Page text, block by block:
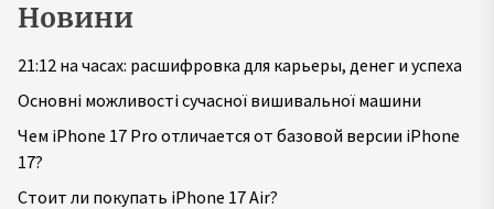
Новини
21:12 на часах: расшифровка для карьеры, денег и успеха
Основні можливості сучасної вишивальної машини
Чем iPhone 17 Pro отличается от базовой версии iPhone
17?
Стоит ли покупать iPhone 17 Air?